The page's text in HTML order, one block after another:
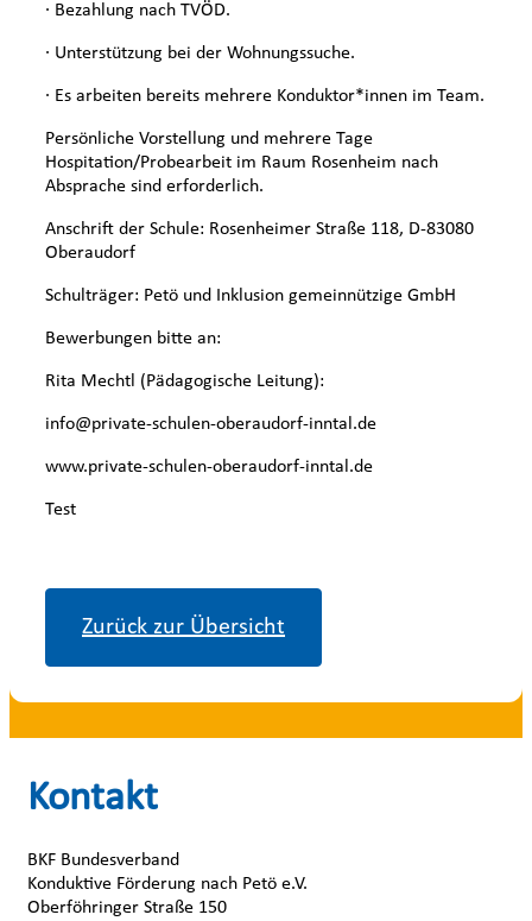
· Bezahlung nach TVÖD.
· Unterstützung bei der Wohnungssuche.
· Es arbeiten bereits mehrere Konduktor*innen im Team.
Persönliche Vorstellung und mehrere Tage
Hospitation/Probearbeit im Raum Rosenheim nach
Absprache sind erforderlich.
Anschrift der Schule: Rosenheimer Straße 118, D-83080
Oberaudorf
Schulträger: Petö und Inklusion gemeinnützige GmbH
Bewerbungen bitte an:
Rita Mechtl (Pädagogische Leitung):
info@private-schulen-oberaudorf-inntal.de
www.private-schulen-oberaudorf-inntal.de
Test
Zurück zur Übersicht
Kontakt
BKF Bundesverband
Konduktive Förderung nach Petö e.V.
Oberföhringer Straße 150